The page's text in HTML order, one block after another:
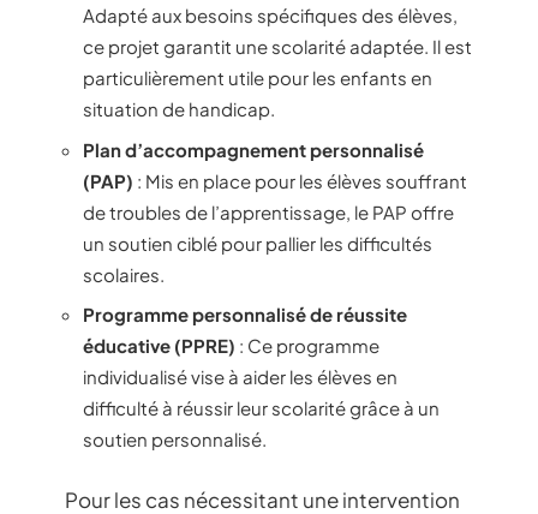
Adapté aux besoins spécifiques des élèves,
ce projet garantit une scolarité adaptée. Il est
particulièrement utile pour les enfants en
situation de handicap.
Plan d’accompagnement personnalisé
(PAP) : Mis en place pour les élèves souffrant
de troubles de l’apprentissage, le PAP offre
un soutien ciblé pour pallier les difficultés
scolaires.
Programme personnalisé de réussite
éducative (PPRE) : Ce programme
individualisé vise à aider les élèves en
difficulté à réussir leur scolarité grâce à un
soutien personnalisé.
Pour les cas nécessitant une intervention